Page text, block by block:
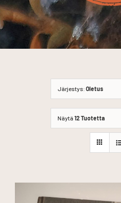
Järjestys: Oletus
Näytä 12 Tuotetta